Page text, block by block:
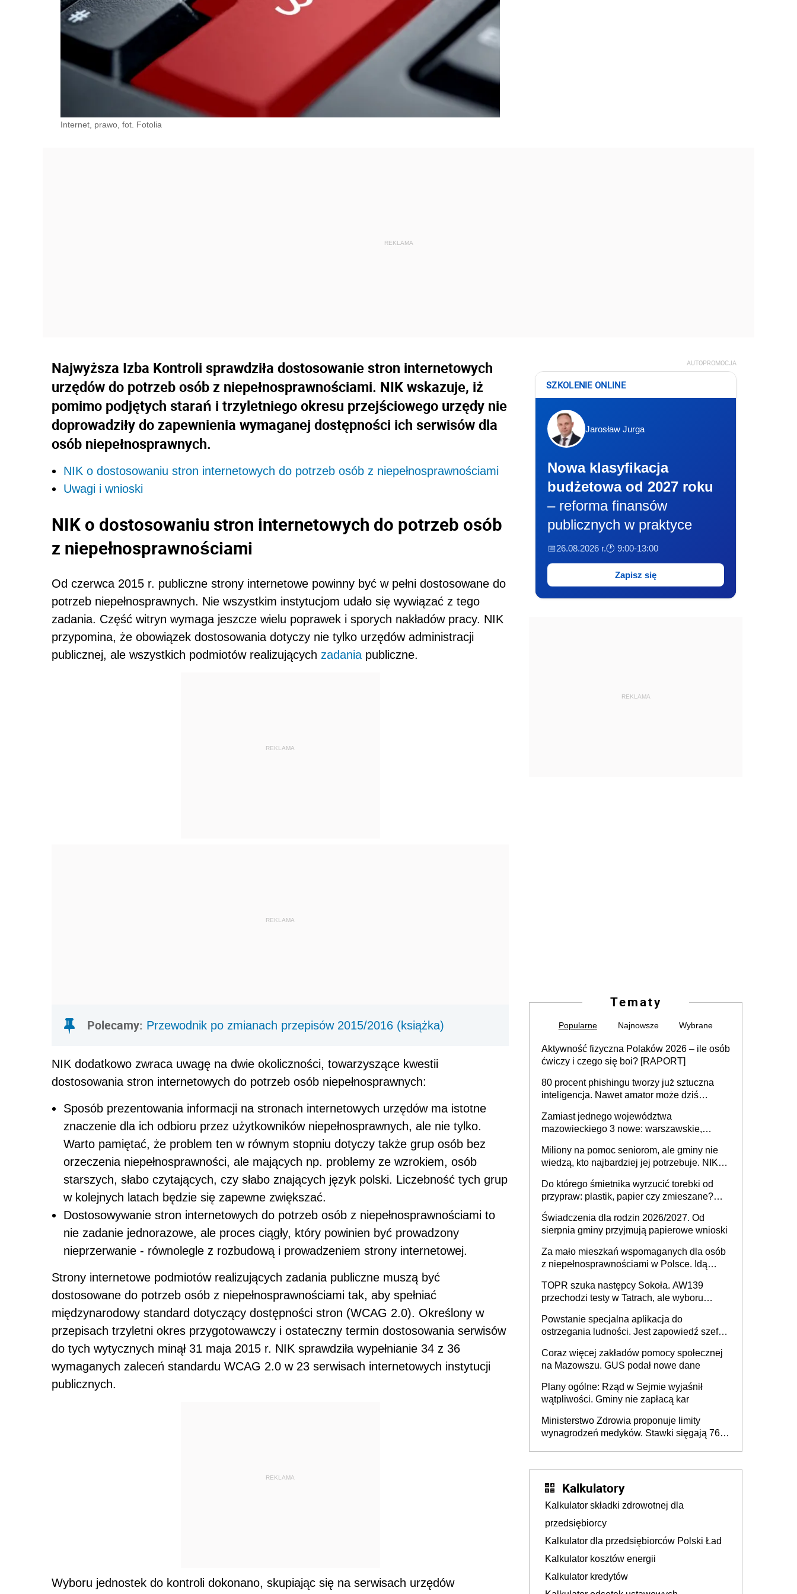
Internet, prawo, fot. Fotolia
Najwyższa Izba Kontroli sprawdziła dostosowanie stron internetowych
urzędów do potrzeb osób z niepełnosprawnościami. NIK wskazuje, iż
pomimo podjętych starań i trzyletniego okresu przejściowego urzędy nie
doprowadziły do zapewnienia wymaganej dostępności ich serwisów dla
osób niepełnosprawnych.
NIK o dostosowaniu stron internetowych do potrzeb osób z niepełnosprawnościami
Uwagi i wnioski
NIK o dostosowaniu stron internetowych do potrzeb osób
z niepełnosprawnościami
Od czerwca 2015 r. publiczne strony internetowe powinny być w pełni dostosowane do
potrzeb niepełnosprawnych. Nie wszystkim instytucjom udało się wywiązać z tego
zadania. Część witryn wymaga jeszcze wielu poprawek i sporych nakładów pracy. NIK
przypomina, że obowiązek dostosowania dotyczy nie tylko urzędów administracji
publicznej, ale wszystkich podmiotów realizujących zadania publiczne.
REKLAMA
REKLAMA
Polecamy: Przewodnik po zmianach przepisów 2015/2016 (książka)
NIK dodatkowo zwraca uwagę na dwie okoliczności, towarzyszące kwestii
dostosowania stron internetowych do potrzeb osób niepełnosprawnych:
Sposób prezentowania informacji na stronach internetowych urzędów ma istotne
znaczenie dla ich odbioru przez użytkowników niepełnosprawnych, ale nie tylko.
Warto pamiętać, że problem ten w równym stopniu dotyczy także grup osób bez
orzeczenia niepełnosprawności, ale mających np. problemy ze wzrokiem, osób
starszych, słabo czytających, czy słabo znających język polski. Liczebność tych grup
w kolejnych latach będzie się zapewne zwiększać.
Dostosowywanie stron internetowych do potrzeb osób z niepełnosprawnościami to
nie zadanie jednorazowe, ale proces ciągły, który powinien być prowadzony
nieprzerwanie - równolegle z rozbudową i prowadzeniem strony internetowej.
Strony internetowe podmiotów realizujących zadania publiczne muszą być
dostosowane do potrzeb osób z niepełnosprawnościami tak, aby spełniać
międzynarodowy standard dotyczący dostępności stron (WCAG 2.0). Określony w
przepisach trzyletni okres przygotowawczy i ostateczny termin dostosowania serwisów
do tych wytycznych minął 31 maja 2015 r. NIK sprawdziła wypełnianie 34 z 36
wymaganych zaleceń standardu WCAG 2.0 w 23 serwisach internetowych instytucji
publicznych.
REKLAMA
Wyboru jednostek do kontroli dokonano, skupiając się na serwisach urzędów
AUTOPROMOCJA
SZKOLENIE ONLINE
Jarosław Jurga
Nowa klasyfikacja
budżetowa od 2027 roku
– reforma finansów
publicznych w praktyce
📅26.08.2026 r.🕐 9:00-13:00
Zapisz się
REKLAMA
Tematy
Popularne Najnowsze Wybrane
Aktywność fizyczna Polaków 2026 – ile osób
ćwiczy i czego się boi? [RAPORT]
80 procent phishingu tworzy już sztuczna
inteligencja. Nawet amator może dziś
Zamiast jednego województwa
mazowieckiego 3 nowe: warszawskie,
Europie nie ma tak dużych jednostek
stołecznych
Miliony na pomoc seniorom, ale gminy nie
wiedzą, kto najbardziej jej potrzebuje. NIK
Do którego śmietnika wyrzucić torebki od
przypraw: plastik, papier czy zmieszane?
Gdzie wyrzucić młynek po przyprawach?
Świadczenia dla rodzin 2026/2027. Od
sierpnia gminy przyjmują papierowe wnioski
Za mało mieszkań wspomaganych dla osób
z niepełnosprawnościami w Polsce. Idą
TOPR szuka następcy Sokoła. AW139
przechodzi testy w Tatrach, ale wyboru
Powstanie specjalna aplikacja do
ostrzegania ludności. Jest zapowiedź szefa
Coraz więcej zakładów pomocy społecznej
na Mazowszu. GUS podał nowe dane
Plany ogólne: Rząd w Sejmie wyjaśnił
wątpliwości. Gminy nie zapłacą kar
Ministerstwo Zdrowia proponuje limity
wynagrodzeń medyków. Stawki sięgają 76,8
Kalkulatory
Kalkulator składki zdrowotnej dla
przedsiębiorcy
Kalkulator dla przedsiębiorców Polski Ład
Kalkulator kosztów energii
Kalkulator kredytów